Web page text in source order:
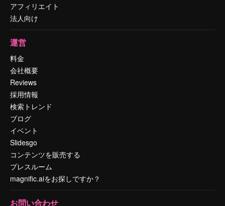
アフィリエイト
法人向け
運営
料金
会社概要
Reviews
採用情報
検索トレンド
ブログ
イベント
Slidesgo
コンテンツを販売する
プレスルーム
magnific.aiをお探しですか？
お問い合わせ